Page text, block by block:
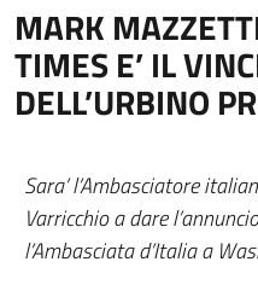
MARK
TIMES E’ IL
DELL’URBINO
Sara’ l’Ambasciatore
Varricchio a dare
l’Ambasciata d’Italia a